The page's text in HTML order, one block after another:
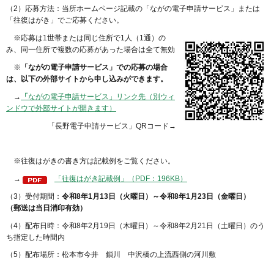
（2）応募方法：当所ホームページ記載の「ながの電子申請サービス」または
「往復はがき」でご応募ください。
※応募は1世帯または同じ住所で1人（1通）の
み、同一住所で複数の応募があった場合は全て無効
※ 「ながの電子申請サービス」での応募の場合
は、以下の外部サイトから申し込みができます。
→ 「ながの電子申請サービス」リンク先（別ウィ
ンドウで外部サイトが開きます）
「長野電子申請サービス」QRコード→
※往復はがきの書き方は記載例をご覧ください。
→ 「往復はがき記載例」（PDF：196KB）
（3）受付期間： 令和8年1月13日（火曜日）～令和8年1月23日（金曜日）
（郵送は当日消印有効）
（4）配布日時：令和8年2月19日（木曜日）～令和8年2月21日（土曜日）のう
ち指定した時間内
（5）配布場所：松本市今井 鎖川 中沢橋の上流西側の河川敷